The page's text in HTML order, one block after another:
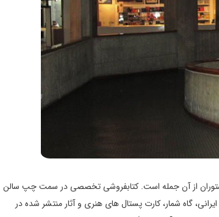
از آن جمله است. کتابفروشی تخصصی در سمت چپ سالن
گاه شمار، کارت‌ پستال‌ های هنری و آثار منتشر شده در